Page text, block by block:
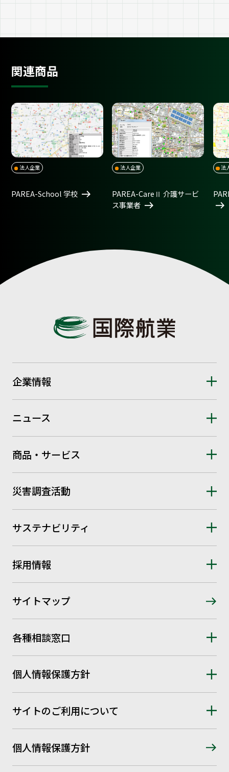
関連商品
法人企業
PAREA-School 学校
法人企業
PAREA-CareⅡ 介護サービ
ス事業者
法
企業情報
ニュース
商品・サービス
災害調査活動
サステナビリティ
採用情報
サイトマップ
各種相談窓口
個人情報保護方針
サイトのご利用について
個人情報保護方針